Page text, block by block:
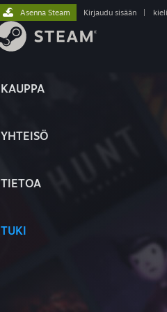
KAUPPA
YHTEISÖ
TIETOA
TUKI
Asenna Steam Kirjaudu sisään kieli